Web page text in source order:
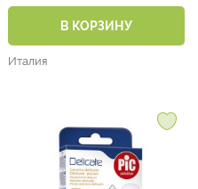
В КОРЗИНУ
Италия